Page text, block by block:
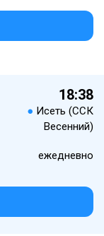
18:38
● Исеть (ССК
Весенний)
ежедневно